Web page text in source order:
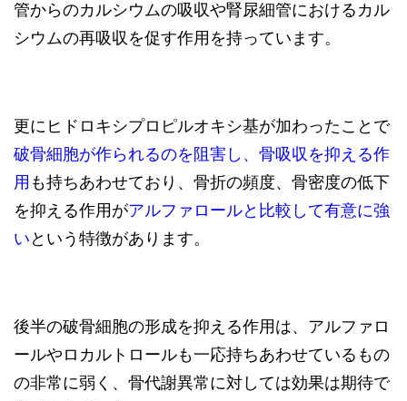
管からのカルシウムの吸収や腎尿細管におけるカル
シウムの再吸収を促す作用を持っています。
更にヒドロキシプロピルオキシ基が加わったことで
破骨細胞が作られるのを阻害し、骨吸収を抑える作
用 も持ちあわせており、骨折の頻度、骨密度の低下
を抑える作用がアルファロールと比較して有意に強
い という特徴があります。
後半の破骨細胞の形成を抑える作用は、アルファロ
ールやロカルトロールも一応持ちあわせているもの
の非常に弱く、骨代謝異常に対しては効果は期待で